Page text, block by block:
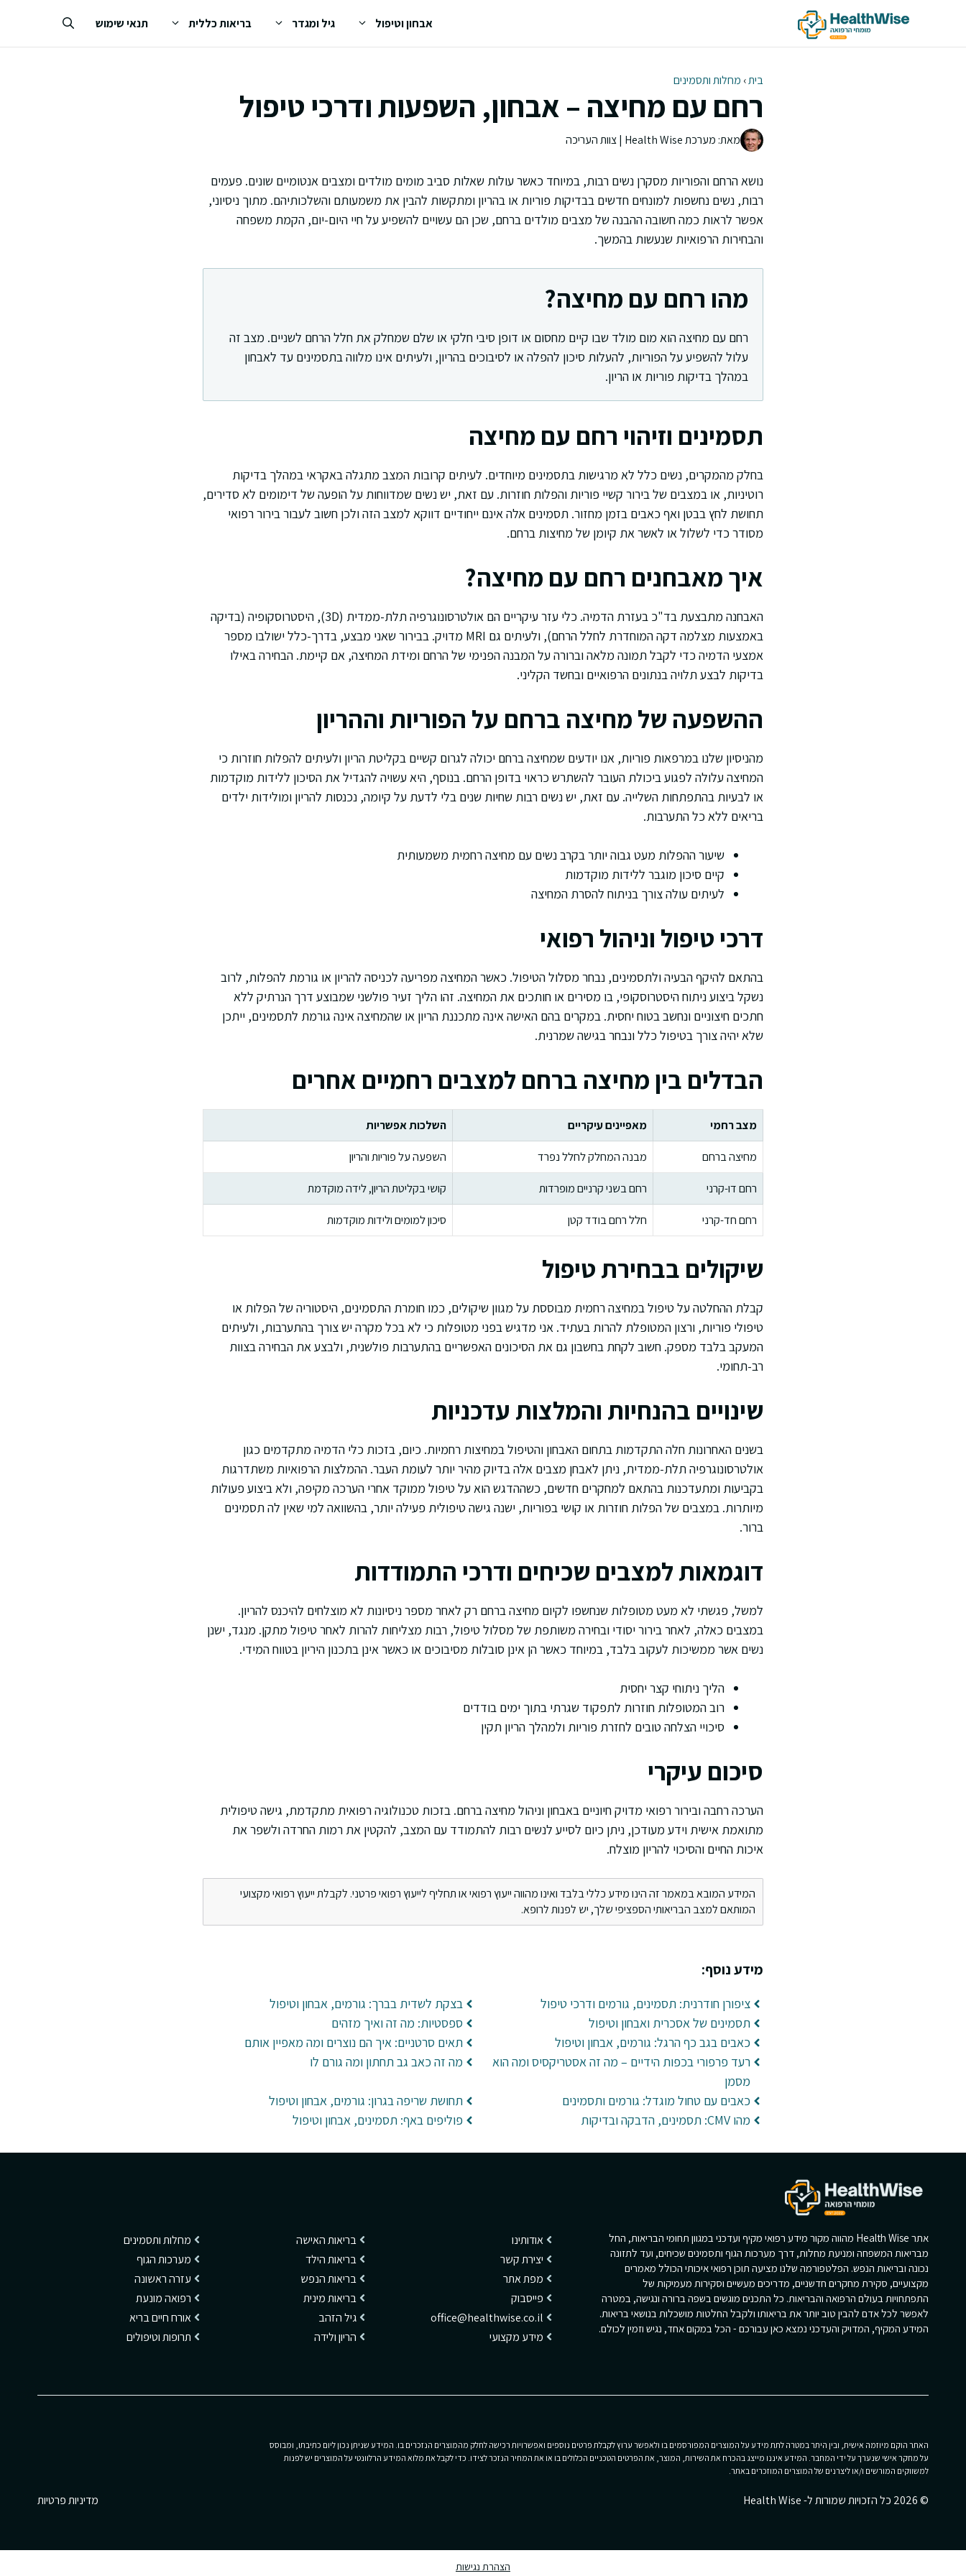
אבחון וטיפול גיל ומגדר בריאות כללית תנאי שימוש
בית› מחלות ותסמינים
רחם עם מחיצה – אבחון, השפעות ודרכי טיפול
מאת: מערכת Health Wise | צוות העריכה
נושא הרחם והפוריות מסקרן נשים רבות, במיוחד כאשר עולות שאלות סביב מומים מולדים ומצבים אנטומיים שונים. פעמים
רבות, נשים נחשפות למונחים חדשים בבדיקות פוריות או בהריון ומתקשות להבין את משמעותם והשלכותיהם. מתוך ניסיוני,
אפשר לראות כמה חשובה ההבנה של מצבים מולדים ברחם, שכן הם עשויים להשפיע על חיי היום-יום, הקמת משפחה
והבחירות הרפואיות שנעשות בהמשך.
מהו רחם עם מחיצה?
רחם עם מחיצה הוא מום מולד שבו קיים מחסום או דופן סיבי חלקי או שלם שמחלק את חלל הרחם לשניים. מצב זה
עלול להשפיע על הפוריות, להעלות סיכון להפלה או לסיבוכים בהריון, ולעיתים אינו מלווה בתסמינים עד לאבחון
במהלך בדיקות פוריות או הריון.
תסמינים וזיהוי רחם עם מחיצה
בחלק מהמקרים, נשים כלל לא מרגישות בתסמינים מיוחדים. לעיתים קרובות המצב מתגלה באקראי במהלך בדיקות
רוטיניות, או במצבים של בירור קשיי פוריות והפלות חוזרות. עם זאת, יש נשים שמדווחות על הופעה של דימומים לא סדירים,
תחושת לחץ בבטן ואף כאבים בזמן מחזור. תסמינים אלה אינם ייחודיים דווקא למצב הזה ולכן חשוב לעבור בירור רפואי
מסודר כדי לשלול או לאשר את קיומן של מחיצות ברחם.
איך מאבחנים רחם עם מחיצה?
האבחנה מתבצעת בד"כ בעזרת הדמיה. כלי עזר עיקריים הם אולטרסונוגרפיה תלת-ממדית (3D), היסטרוסקופיה (בדיקה
באמצעות מצלמה דקה המוחדרת לחלל הרחם), ולעיתים גם MRI מדויק. בבירור שאני מבצע, בדרך-כלל ישולבו מספר
אמצעי הדמיה כדי לקבל תמונה מלאה וברורה על המבנה הפנימי של הרחם ומידת המחיצה, אם קיימת. הבחירה באילו
בדיקות לבצע תלויה בנתונים הרפואיים ובחשד הקליני.
ההשפעה של מחיצה ברחם על הפוריות וההריון
מהניסיון שלנו במרפאות פוריות, אנו יודעים שמחיצה ברחם יכולה לגרום קשיים בקליטת הריון ולעיתים להפלות חוזרות כי
המחיצה עלולה לפגוע ביכולת העובר להשתרש כראוי בדופן הרחם. בנוסף, היא עשויה להגדיל את הסיכון ללידות מוקדמות
או לבעיות בהתפתחות השלייה. עם זאת, יש נשים רבות שחיות שנים בלי לדעת על קיומה, נכנסות להריון ומולידות ילדים
בריאים ללא כל התערבות.
שיעור ההפלות מעט גבוה יותר בקרב נשים עם מחיצה רחמית משמעותית
קיים סיכון מוגבר ללידות מוקדמות
לעיתים עולה צורך בניתוח להסרת המחיצה
דרכי טיפול וניהול רפואי
בהתאם להיקף הבעיה ולתסמינים, נבחר מסלול הטיפול. כאשר המחיצה מפריעה לכניסה להריון או גורמת להפלות, לרוב
נשקל ביצוע ניתוח היסטרוסקופי, בו מסירים או חותכים את המחיצה. זהו הליך זעיר פולשני שמבוצע דרך הנרתיק ללא
חתכים חיצוניים ונחשב בטוח יחסית. במקרים בהם האישה אינה מתכננת הריון או שהמחיצה אינה גורמת לתסמינים, ייתכן
שלא יהיה צורך בטיפול כלל ונבחר בגישה שמרנית.
הבדלים בין מחיצה ברחם למצבים רחמיים אחרים
מצב רחמי מאפיינים עיקריים
השלכות אפשריות
מחיצה ברחם
מבנה המחלק לחלל נפרד
השפעה על פוריות והריון
רחם דו-קרני
רחם בשני קרניים מופרדות
קושי בקליטת הריון, לידה מוקדמת
רחם חד-קרני
חלל רחם בודד קטן סיכון למומים ולידות מוקדמות
שיקולים בבחירת טיפול
קבלת ההחלטה על טיפול במחיצה רחמית מבוססת על מגוון שיקולים, כמו חומרת התסמינים, היסטוריה של הפלות או
טיפולי פוריות, ורצון המטופלת להרות בעתיד. אני מדגיש בפני מטופלות כי לא בכל מקרה יש צורך בהתערבות, ולעיתים
המעקב בלבד מספק. חשוב לקחת בחשבון גם את הסיכונים האפשריים בהתערבות פולשנית, ולבצע את הבחירה בצוות
רב-תחומי.
שינויים בהנחיות והמלצות עדכניות
בשנים האחרונות חלה התקדמות בתחום האבחון והטיפול במחיצות רחמיות. כיום, בזכות כלי הדמיה מתקדמים כגון
אולטרסונוגרפיה תלת-ממדית, ניתן לאבחן מצבים אלה בדיוק מהיר יותר לעומת העבר. ההמלצות הרפואיות משתדרגות
בקביעות ומתעדכנות בהתאם למחקרים חדשים, כשההדגש הוא על טיפול ממוקד אחרי הערכה מקיפה, ולא ביצוע פעולות
מיותרות. במצבים של הפלות חוזרות או קושי בפוריות, ישנה גישה טיפולית פעילה יותר, בהשוואה למי שאין לה תסמינים
ברור.
דוגמאות למצבים שכיחים ודרכי התמודדות
למשל, פגשתי לא מעט מטופלות שנחשפו לקיום מחיצה ברחם רק לאחר מספר ניסיונות לא מוצלחים להיכנס להריון.
במצבים כאלה, לאחר בירור יסודי ובחירה משותפת של מסלול טיפול, רבות מצליחות להרות לאחר טיפול מתקן. מנגד, ישנן
נשים אשר ממשיכות לעקוב בלבד, במיוחד כאשר הן אינן סובלות מסיבוכים או כאשר אינן בתכנון היריון בטווח המידי.
הליך ניתוחי קצר יחסית
רוב המטופלות חוזרות לתפקוד שגרתי בתוך ימים בודדים
סיכויי הצלחה טובים לחזרת פוריות ולמהלך הריון תקין
סיכום עיקרי
הערכה רחבה ובירור רפואי מדויק חיוניים באבחון וניהול מחיצה ברחם. בזכות טכנולוגיה רפואית מתקדמת, גישה טיפולית
מתואמת אישית וידע מעודכן, ניתן כיום לסייע לנשים רבות להתמודד עם המצב, להקטין את רמות החרדה ולשפר את
איכות החיים והסיכוי להריון מוצלח.
המידע המובא במאמר זה הינו מידע כללי בלבד ואינו מהווה ייעוץ רפואי או תחליף לייעוץ רפואי פרטני. לקבלת ייעוץ רפואי מקצועי
המותאם למצב הבריאותי הספציפי שלך, יש לפנות לרופא.
מידע נוסף:
ציפורן חודרנית: תסמינים, גורמים ודרכי טיפול
בצקת לשדית בברך: גורמים, אבחון וטיפול
תסמינים של אסכרית ואבחון וטיפול
ספסטיות: מה זה ואיך מזהים
כאבים בגב כף הרגל: גורמים, אבחון וטיפול
תאים סרטניים: איך הם נוצרים ומה מאפיין אותם
רעד פרפורי בכפות הידיים – מה זה אסטריקסיס ומה הוא
מסמן
מה זה כאב גב תחתון ומה גורם לו
כאבים עם טחול מוגדל: גורמים ותסמינים
תחושת שריפה בגרון: גורמים, אבחון וטיפול
מהו CMV: תסמינים, הדבקה ובדיקות
פוליפים באף: תסמינים, אבחון וטיפול
אתר Health Wise מהווה מקור מידע רפואי מקיף ועדכני במגוון תחומי הבריאות, החל
מבריאות המשפחה ומניעת מחלות, דרך מערכות הגוף ותסמינים שכיחים, ועד לתזונה
נכונה ובריאות הנפש. הפלטפורמה שלנו מציעה תוכן רפואי איכותי הכולל מאמרים
מקצועיים, סקירת מחקרים חדשניים, מדריכים מעשיים וסקירות מעמיקות של
התפתחויות בעולם הרפואה והבריאות. כל התכנים מוגשים בשפה ברורה ונגישה, במטרה
לאפשר לכל אדם להבין טוב יותר את בריאותו ולקבל החלטות מושכלות בנושאי בריאות.
המידע המקיף, המדויק והעדכני נמצא כאן עבורכם - הכל במקום אחד, נגיש וזמין לכולם.
אודותינו
יצירת קשר
מפת אתר
פייסבוק
office@healthwise.co.il
מידע מקצועי
בריאות האישה
בריאות הילד
בריאות הנפש
בריאות מינית
גיל הזהב
הריון ולידה
מחלות ותסמינים
מערכות הגוף
עזרה ראשונה
רפואה מונעת
אורח חיים בריא
תרופות וטיפולים
האתר הוקם מיוזמה אישית, ובין היתר במטרה לתת מידע על המוצרים המפורסמים בו ולאפשר ערוץ לקבלת פרטים נוספים ואפשרויות רכישה לחלק מהמוצרים הנזכרים בו. המידע שניתן נכון ליום כתיבתו, ומבוסס
על מחקר אישי שנערך על ידי המחבר. המידע איננו מייצג בהכרח את השירות, המוצר, את הפרטים הטכניים הכלולים בו או את המחיר הנזכר לצידו. כדי לקבל את מלוא המידע הרלוונטי על המוצרים יש לפנות
למשווקים המורשים ו/או ליצרנים של המוצרים המוזכרים באתר.
© 2026 כל הזכויות שמורות ל- Health Wise מדיניות פרטיות
הצהרת נגישות